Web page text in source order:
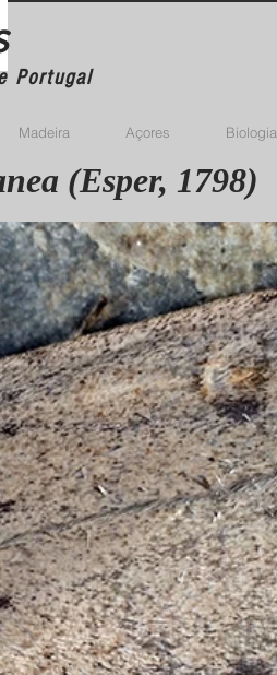
Portugal
Madeira Açores Biologia
(Esper, 1798)